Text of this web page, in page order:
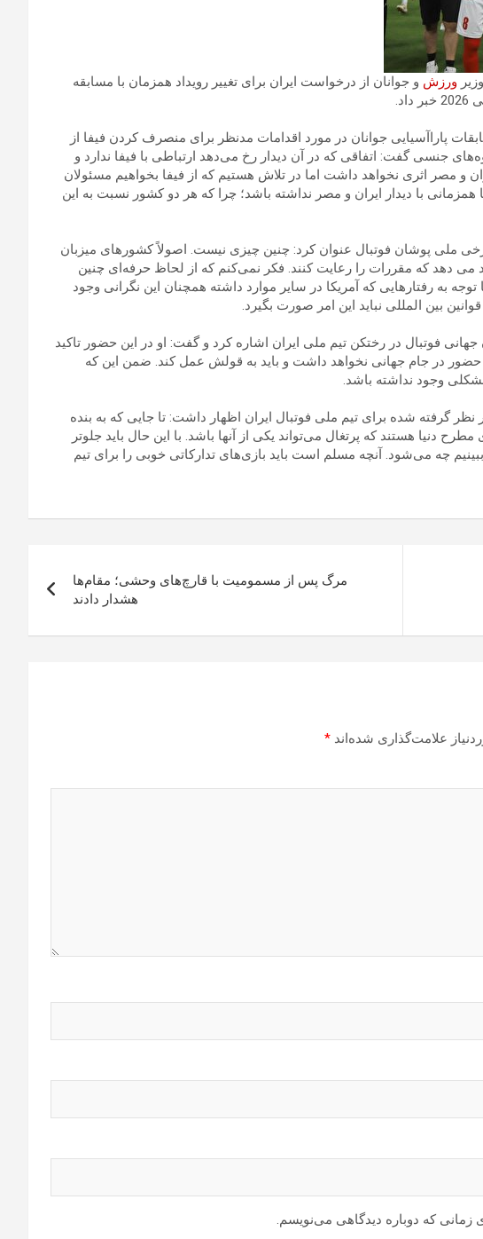
ورزش و جوانان از درخواست ایران برای تغییر رویداد همزمان با مسابقه
پاراآسیایی جوانان در مورد اقدامات مدنظر برای منصرف کردن فیفا از
جنسی گفت: اتفاقی که در آن دیدار رخ می‌دهد ارتباطی با فیفا ندارد و
و مصر اثری نخواهد داشت اما در تلاش هستیم که از فیفا بخواهیم مسئولان
همزمانی با دیدار ایران و مصر نداشته باشد؛ چرا که هر دو کشور نسبت به این
ملی پوشان فوتبال عنوان کرد: چنین چیزی نیست. اصولاً کشورهای میزبان
می دهد که مقررات را رعایت کنند. فکر نمی‌کنم که از لحاظ حرفه‌ای چنین
به رفتارهایی که آمریکا در سایر موارد داشته همچنان این نگرانی وجود
بین المللی نباید این امر صورت بگیرد.
جهانی فوتبال در رختکن تیم ملی ایران اشاره کرد و گفت: او در این حضور تاکید
در جام جهانی نخواهد داشت و باید به قولش عمل کند. ضمن این که
وجود نداشته باشد.
نظر گرفته شده برای تیم ملی فوتبال ایران اظهار داشت: تا جایی که به بنده
دنیا هستند که پرتغال می‌تواند یکی از آنها باشد. با این حال باید جلوتر
چه می‌شود. آنچه مسلم است باید بازی‌های تدارکاتی خوبی را برای تیم
مرگ پس از مسمومیت با قارچ‌های وحشی؛ مقام‌ها
هشدار دادند
علامت‌گذاری شده‌اند *
زمانی که دوباره دیدگاهی می‌نویسم.